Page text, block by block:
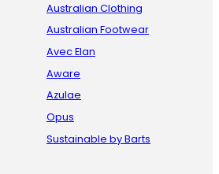
Australian Clothing
Australian Footwear
Avec Elan
Aware
Azulae
Opus
Sustainable by Barts